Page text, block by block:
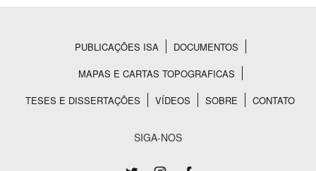
Rodapé
PUBLICAÇÕES ISA
DOCUMENTOS
MAPAS E CARTAS TOPOGRAFICAS
TESES E DISSERTAÇÕES
VÍDEOS SOBRE CONTATO
SIGA-NOS